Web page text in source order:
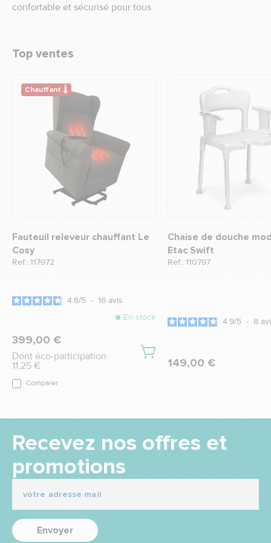
confortable et sécurisé pour tous.
Top ventes
Chauffant 🌡
Fauteuil releveur chauffant Le
Cosy
Ref.: 117972
4.8/5 - 16 avis
En stock
399,00 €
Dont éco-participation
11,25 €
Comparer
Chaise de douche
Etac Swift
Ref.: 110797
4.9/5 - 8
149,00 €
Recevez nos offres et
promotions
Envoyer